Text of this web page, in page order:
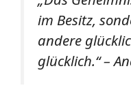
im Besitz,
andere
glücklich.“–